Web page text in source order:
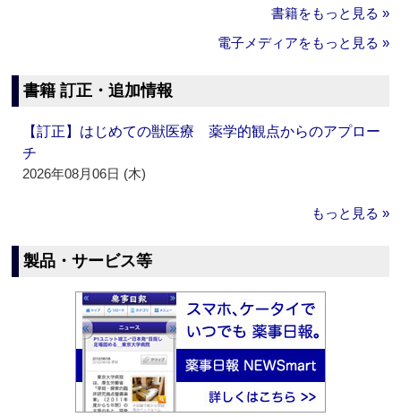
書籍をもっと見る »
電子メディアをもっと見る »
書籍 訂正・追加情報
【訂正】はじめての獣医療 薬学的観点からのアプロー
チ
2026年08月06日 (木)
もっと見る »
製品・サービス等